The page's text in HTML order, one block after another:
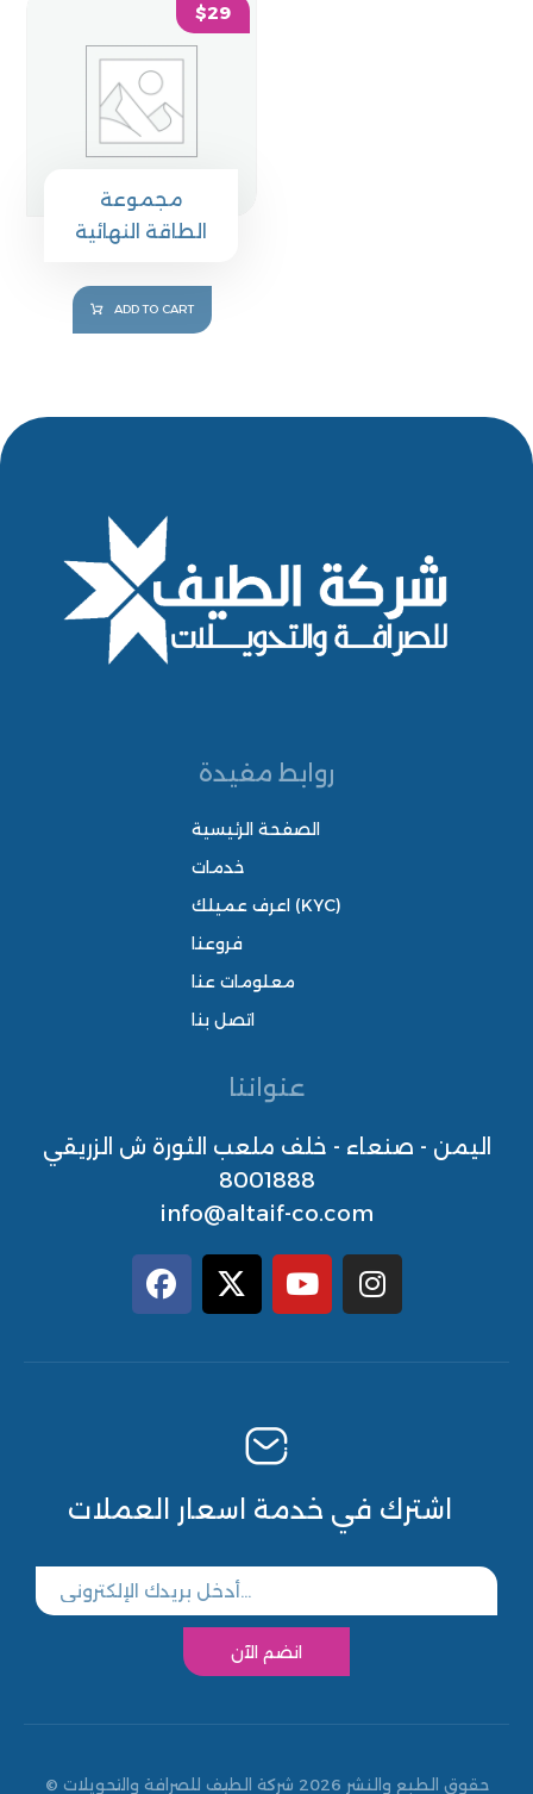
مجموعة
الطاقة النهائية
$29
ADD TO CART
روابط مفيدة
الصفحة الرئيسية
خدمات
اعرف عميلك (KYC)
فروعنا
معلومات عنا
اتصل بنا
عنواننا
اليمن - صنعاء - خلف ملعب الثورة ش الزريقي
8001888
info@altaif-co.com
انضم الآن
© حقوق الطبع والنشر 2026 شركة الطيف للصرافة والتحويلات